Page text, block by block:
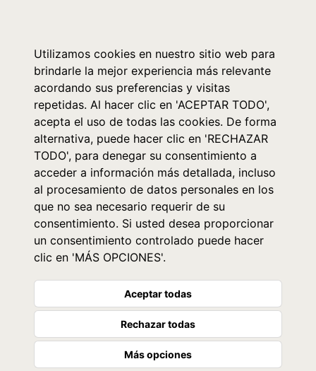
Utilizamos cookies en nuestro sitio web para
brindarle la mejor experiencia más relevante
acordando sus preferencias y visitas
repetidas. Al hacer clic en 'ACEPTAR TODO',
acepta el uso de todas las cookies. De forma
alternativa, puede hacer clic en 'RECHAZAR
TODO', para denegar su consentimiento a
acceder a información más detallada, incluso
al procesamiento de datos personales en los
que no sea necesario requerir de su
consentimiento. Si usted desea proporcionar
un consentimiento controlado puede hacer
clic en 'MÁS OPCIONES'.
Aceptar todas
Rechazar todas
Más opciones